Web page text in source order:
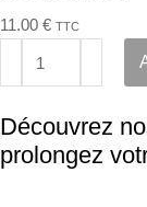
11.00 € TTC
Découvrez
prolongez